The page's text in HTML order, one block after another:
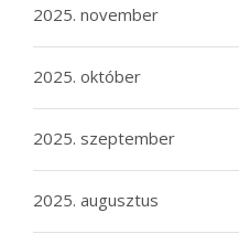
2025. november
2025. október
2025. szeptember
2025. augusztus